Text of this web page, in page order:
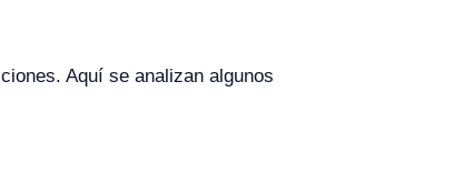
Aquí se analizan algunos